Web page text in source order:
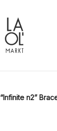
“Infinite n2”